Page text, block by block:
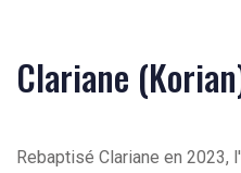
Clariane
Rebaptisé Clariane en 2023,